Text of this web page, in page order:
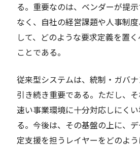
る。重要なのは、ベンダーが提
なく、自社の経営課題や人事制
して、どのような要求定義を置
ことである。
従来型システムは、統制・ガバ
引き続き重要である。ただし、
速い事業環境に十分対応しにく
る。今後は、その基盤の上に、
定支援を担うレイヤーをどのよ